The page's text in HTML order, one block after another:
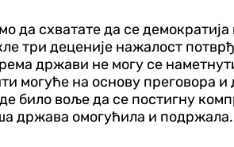
да схватате да се
три деценије нажалост
држави не могу се
могуће на основу преговора
било воље да се постигну
држава омогућила и подржала.